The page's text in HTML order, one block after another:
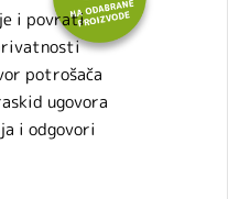
i povrati
potrošača
ugovora
i odgovori